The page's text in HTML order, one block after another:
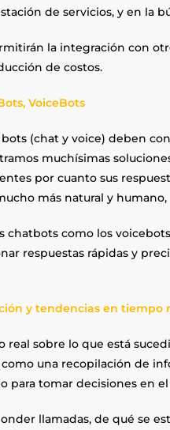
de servicios, y en la
la integración con
de costos.
VoiceBots
(chat y voice) deben
muchísimas
por cuanto sus
más natural y humano,
chatbots como los
respuestas rápidas y
y tendencias en tiempo
real sobre lo que está
una recopilación de
para tomar decisiones en
llamadas, de qué se